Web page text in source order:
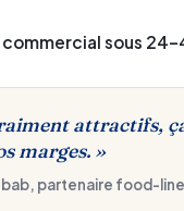
sous
attractifs,
marges. »
partenaire food-line